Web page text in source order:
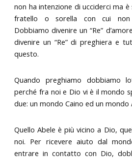
non ha intenzione di ucciderci ma
fratello o sorella con cui non
Dobbiamo divenire un “Re”
divenire un “Re” di preghiera e
questo.
Quando preghiamo dobbiamo
perché fra noi e Dio vi è il mondo
due: un mondo Caino ed un mondo
Quello Abele è più vicino a Dio,
noi. Per ricevere aiuto dal
entrare in contatto con Dio,